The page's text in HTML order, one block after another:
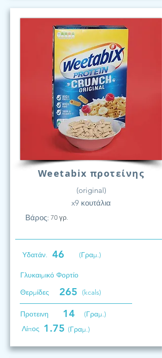
Weetabix προτείνης
(original)
x9 κουτάλια
Βάρος: 70 γρ.
Υδατάν. 46 (Γραμ.)
Γλυκαιμικό Φορτίο
Θερμίδες
265 (kcals)
Προτεινη 14
(Γραμ.)
Λίπος 1.75 (Γραμ.)